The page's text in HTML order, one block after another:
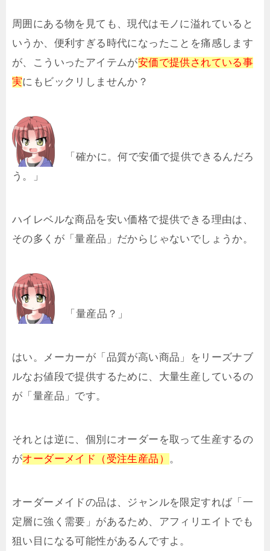
周囲にある物を見ても、現代はモノに溢れていると
いうか、便利すぎる時代になったことを痛感します
が、こういったアイテムが安価で提供されている事
実にもビックリしませんか？
「確かに。何で安価で提供できるんだろ
う。」
ハイレベルな商品を安い価格で提供できる理由は、
その多くが「量産品」だからじゃないでしょうか。
「量産品？」
はい。メーカーが「品質が高い商品」をリーズナブ
ルなお値段で提供するために、大量生産しているの
が「量産品」です。
それとは逆に、個別にオーダーを取って生産するの
がオーダーメイド（受注生産品） 。
オーダーメイドの品は、ジャンルを限定すれば「一
定層に強く需要」があるため、アフィリエイトでも
狙い目になる可能性があるんですよ。